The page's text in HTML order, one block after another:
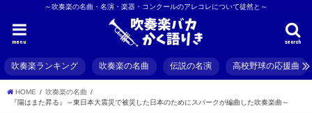
～吹奏楽の名曲・名演・楽器・コンクールのアレコレについて徒然と～
search
menu
吹奏楽ランキング 吹奏楽の名曲 伝説の名演 高校野球の応援曲
HOME
吹奏楽の名曲
『陽はまた昇る』～東日本大震災で被災した日本のためにスパークが編曲した吹奏楽曲～